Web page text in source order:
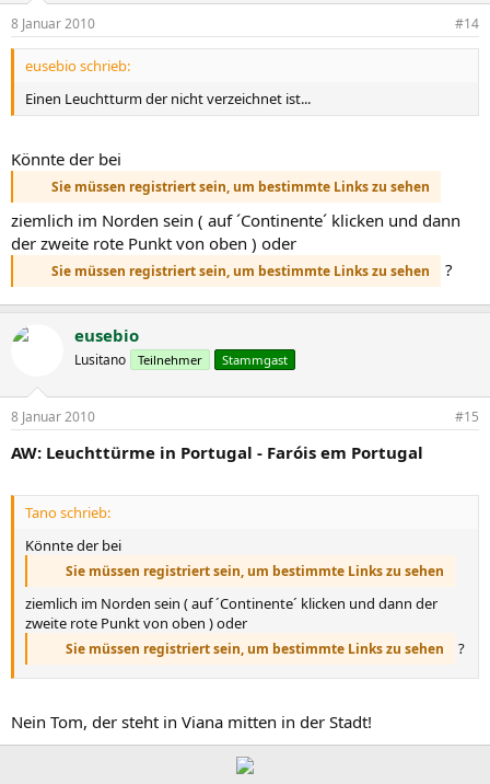
8 Januar 2010 #14
eusebio schrieb:
Einen Leuchtturm der nicht verzeichnet ist...
Könnte der bei
Sie müssen registriert sein, um bestimmte Links zu sehen
ziemlich im Norden sein ( auf ´Continente´ klicken und dann
der zweite rote Punkt von oben ) oder
Sie müssen registriert sein, um bestimmte Links zu sehen ?
eusebio
Lusitano Teilnehmer Stammgast
8 Januar 2010 #15
AW: Leuchttürme in Portugal - Faróis em Portugal
Tano schrieb:
Könnte der bei
Sie müssen registriert sein, um bestimmte Links zu sehen
ziemlich im Norden sein ( auf ´Continente´ klicken und dann der
zweite rote Punkt von oben ) oder
Sie müssen registriert sein, um bestimmte Links zu sehen ?
Nein Tom, der steht in Viana mitten in der Stadt!